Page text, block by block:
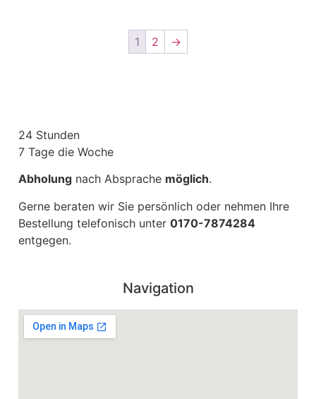
1 2 →
24 Stunden
7 Tage die Woche
Abholung nach Absprache möglich.
Gerne beraten wir Sie persönlich oder nehmen Ihre
Bestellung telefonisch unter 0170-7874284
entgegen.
Navigation